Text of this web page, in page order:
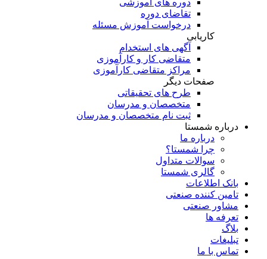
تقاضای دوره
درخواست آموزش مسئله
کاریابی
آگهی های استخدام
متقاضی کار و کارآموزی
مراکز متقاضی کارآموزی
صفحات دیگر
طرح های تحقیقاتی
متخصصان و مدرسان
ثبت نام متخصصان و مدرسان
درباره شمستا
درباره ما
چرا شمستا؟
سوالات متداول
گالری شمستا
بانک اطلاعات
تامین کننده صنعتی
مشاور صنعتی
تعرفه ها
بلاگ
تبلیغات
تماس با ما